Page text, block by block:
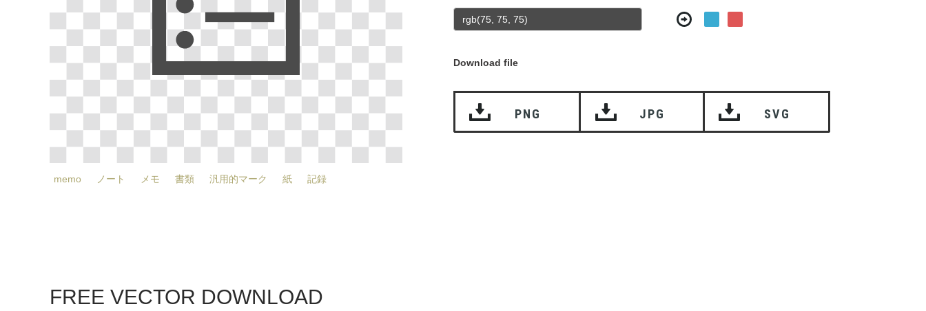
memo ノート メモ 書類 汎用的マーク 紙 記録
Download file
PNG JPG SVG
FREE VECTOR DOWNLOAD